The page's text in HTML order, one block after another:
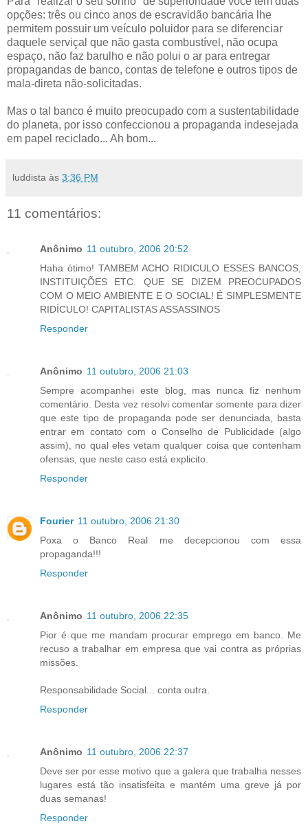
opções: três ou cinco anos de escravidão bancária lhe
permitem possuir um veículo poluidor para se diferenciar
daquele serviçal que não gasta combustível, não ocupa
espaço, não faz barulho e não polui o ar para entregar
propagandas de banco, contas de telefone e outros tipos de
mala-direta não-solicitadas.
Mas o tal banco é muito preocupado com a sustentabilidade
do planeta, por isso confeccionou a propaganda indesejada
em papel reciclado... Ah bom...
luddista às 3:36 PM
11 comentários:
Anônimo 11 outubro, 2006 20:52
Haha ótimo! TAMBEM ACHO RIDICULO ESSES BANCOS,
INSTITUIÇÕES ETC. QUE SE DIZEM PREOCUPADOS
COM O MEIO AMBIENTE E O SOCIAL! É SIMPLESMENTE
RIDÍCULO! CAPITALISTAS ASSASSINOS
Responder
Anônimo 11 outubro, 2006 21:03
Sempre acompanhei este blog, mas nunca fiz nenhum
comentário. Desta vez resolvi comentar somente para dizer
que este tipo de propaganda pode ser denunciada, basta
entrar em contato com o Conselho de Publicidade (algo
assim), no qual eles vetam qualquer coisa que contenham
ofensas, que neste caso está explicito.
Responder
Fourier 11 outubro, 2006 21:30
Poxa o Banco Real me decepcionou com essa
propaganda!!!
Responder
Anônimo 11 outubro, 2006 22:35
Pior é que me mandam procurar emprego em banco. Me
recuso a trabalhar em empresa que vai contra as próprias
missões.
Responsabilidade Social... conta outra.
Responder
Anônimo 11 outubro, 2006 22:37
Deve ser por esse motivo que a galera que trabalha nesses
lugares está tão insatisfeita e mantém uma greve já por
duas semanas!
Responder